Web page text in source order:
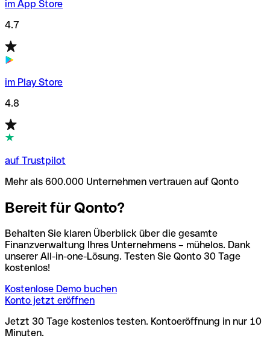
im App Store
4.7
im Play Store
4.8
auf Trustpilot
Mehr als 600.000 Unternehmen vertrauen auf Qonto
Bereit für Qonto?
Behalten Sie klaren Überblick über die gesamte
Finanzverwaltung Ihres Unternehmens – mühelos. Dank
unserer All-in-one-Lösung. Testen Sie Qonto 30 Tage
kostenlos!
Kostenlose Demo buchen
Konto jetzt eröffnen
Jetzt 30 Tage kostenlos testen. Kontoeröffnung in nur 10
Minuten.